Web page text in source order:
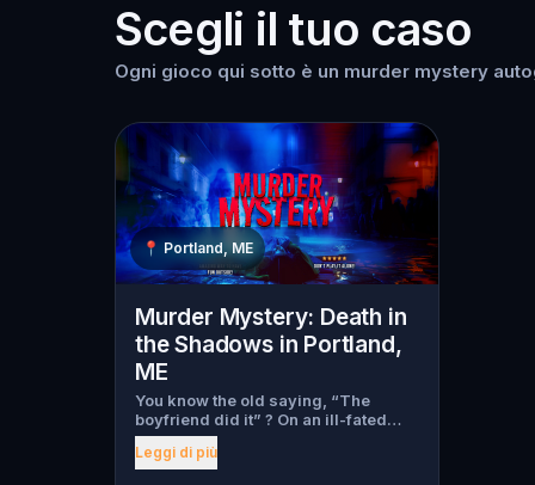
Scegli il tuo caso
Ogni gioco qui sotto è un murder mystery
📍 Portland, ME
Murder Mystery: Death in
the Shadows in Portland,
ME
You know the old saying, “The
boyfriend did it” ? On an ill-fated
night, love goes terribly wrong for
Bella Wanderlust and Walter Bridges
Leggi di più